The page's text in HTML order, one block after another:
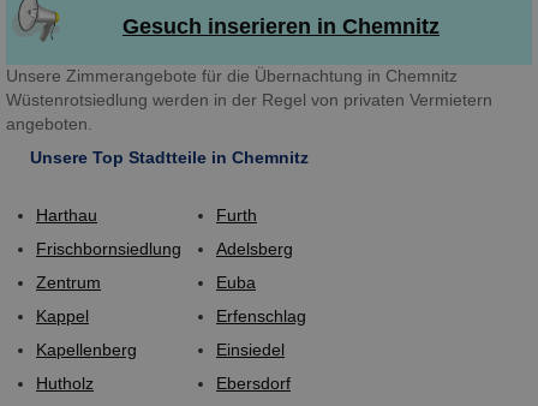
Gesuch inserieren in Chemnitz
Unsere Zimmerangebote für die Übernachtung in Chemnitz
Wüstenrotsiedlung werden in der Regel von privaten Vermietern
angeboten.
Unsere Top Stadtteile in Chemnitz
Harthau
Frischbornsiedlung
Zentrum
Kappel
Kapellenberg
Hutholz
Furth
Adelsberg
Euba
Erfenschlag
Einsiedel
Ebersdorf